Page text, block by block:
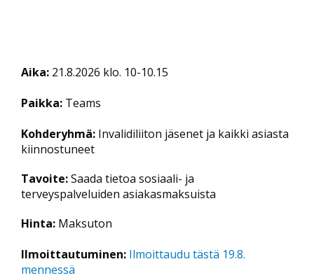
Aika: 21.8.2026 klo. 10-10.15
Paikka: Teams
Kohderyhmä: Invalidiliiton jäsenet ja kaikki asiasta
kiinnostuneet
Tavoite:Saada tietoa sosiaali- ja
terveyspalveluiden asiakasmaksuista
Hinta: Maksuton
Ilmoittautuminen: Ilmoittaudu tästä 19.8.
mennessä